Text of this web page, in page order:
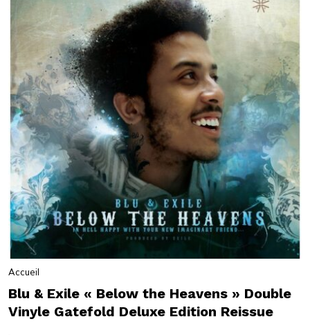
Accueil
Blu & Exile « Below the Heavens » Double
Vinyle Gatefold Deluxe Edition Reissue